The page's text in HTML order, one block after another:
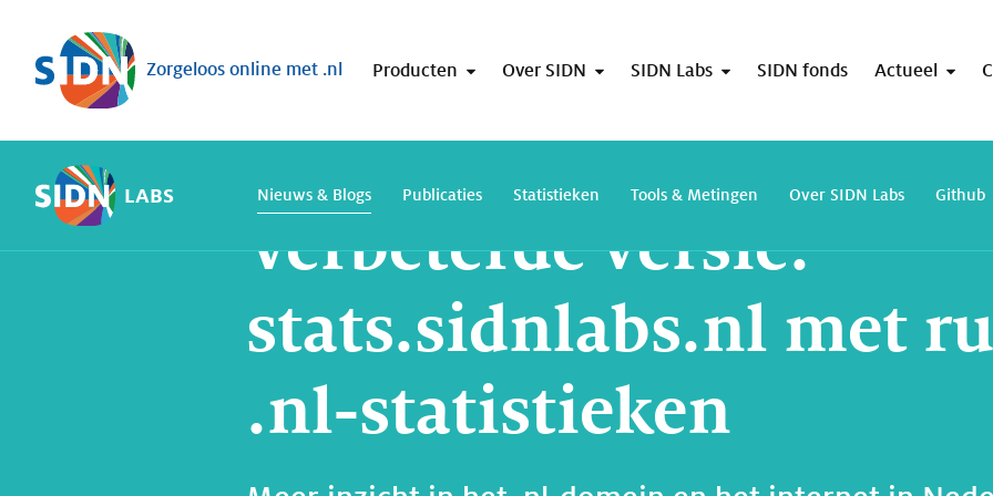
Sla navigatie over
Zorgeloos online met .nl Producten Over SIDN SIDN Labs SIDN fonds Actueel
LABS Nieuws & Blogs Publicaties Statistieken Tools & Metingen Over SIDN Labs Github
Verbeterde versie:
stats.sidnlabs.nl met
.nl-statistieken